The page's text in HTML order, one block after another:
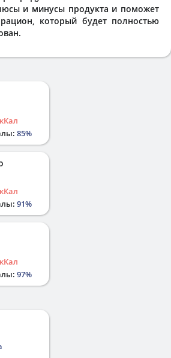
и минусы продукта и поможет
рацион, который будет полностью
85%
91%
97%